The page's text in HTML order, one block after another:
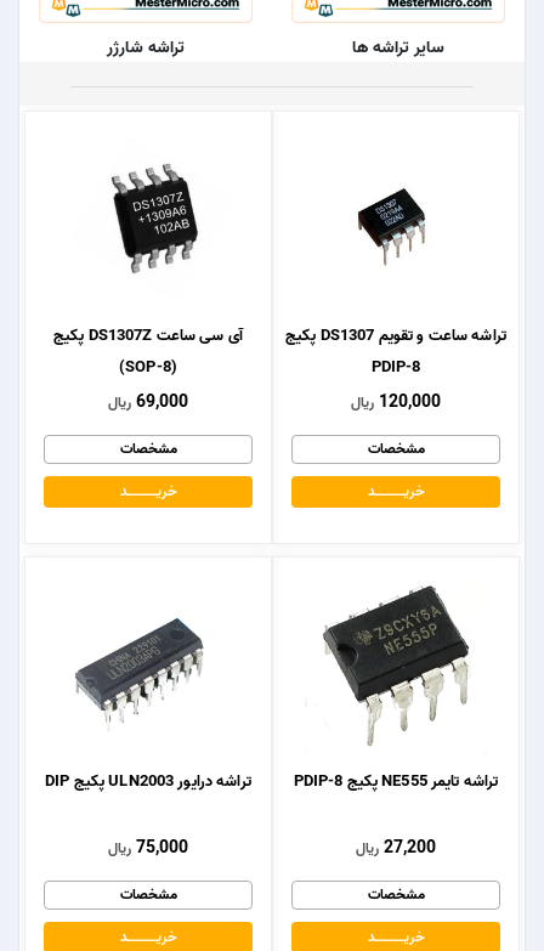
سایر تراشه ها تراشه شارژر
تراشه ساعت و تقویم DS1307 پکیج
PDIP-8
120,000 ریال
مشخصات
خریــــــــــــد
آی سی ساعت DS1307Z پکیج
(SOP-8)
69,000 ریال
مشخصات
خریــــــــــــد
تراشه تایمر NE555 پکیج PDIP-8
27,200 ریال
مشخصات
خریــــــــــــد
تراشه درایور ULN2003 پکیج DIP
75,000 ریال
مشخصات
خریــــــــــــد